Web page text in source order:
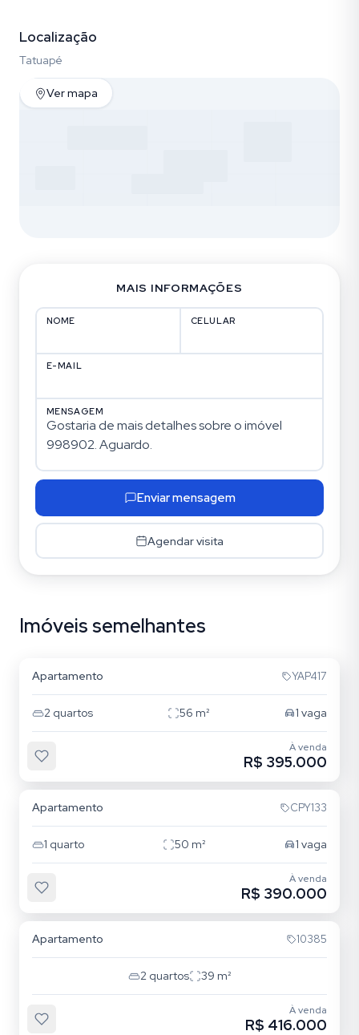
Localização
Tatuapé
Ver mapa
MAIS INFORMAÇÕES
NOME CELULAR
E-MAIL
MENSAGEM
Enviar mensagem
Agendar visita
Imóveis semelhantes
Tatuapé
Apartamento YAP417
2 quartos 56 m² 1 vaga
À venda
R$ 395.000
Apartamento CPY133
1 quarto 50 m² 1 vaga
À venda
R$ 390.000
Apartamento 10385
2 quartos 39 m²
À venda
R$ 416.000